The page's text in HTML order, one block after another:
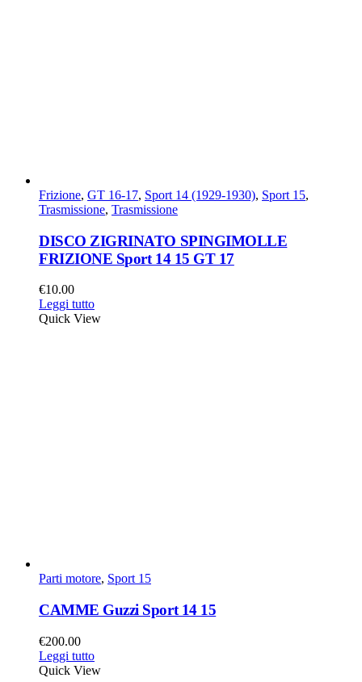
Frizione, GT 16-17, Sport 14 (1929-1930), Sport 15,
Trasmissione, Trasmissione
DISCO ZIGRINATO SPINGIMOLLE
FRIZIONE Sport 14 15 GT 17
€10.00
Leggi tutto
Quick View
Parti motore, Sport 15
CAMME Guzzi Sport 14 15
€200.00
Leggi tutto
Quick View